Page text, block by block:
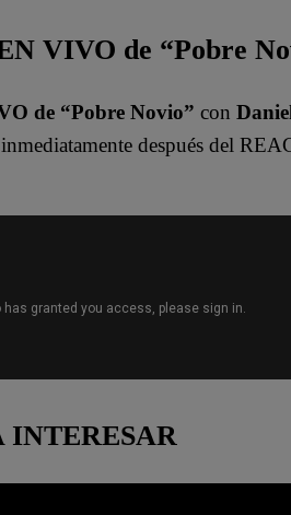
VIVO de “Pobre
de “Pobre Novio” con
después del
INTERESAR